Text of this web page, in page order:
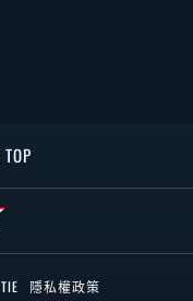
隱私權政策